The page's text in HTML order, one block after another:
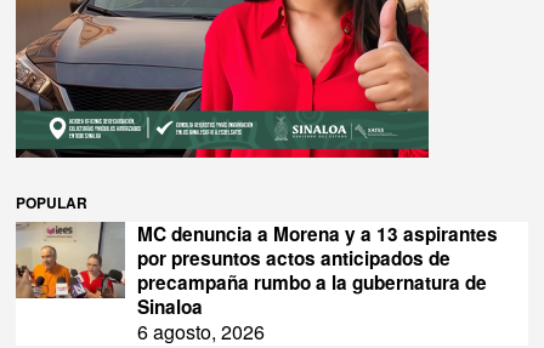
POPULAR
MC denuncia a Morena y a 13 aspirantes
por presuntos actos anticipados de
precampaña rumbo a la gubernatura de
Sinaloa
6 agosto, 2026